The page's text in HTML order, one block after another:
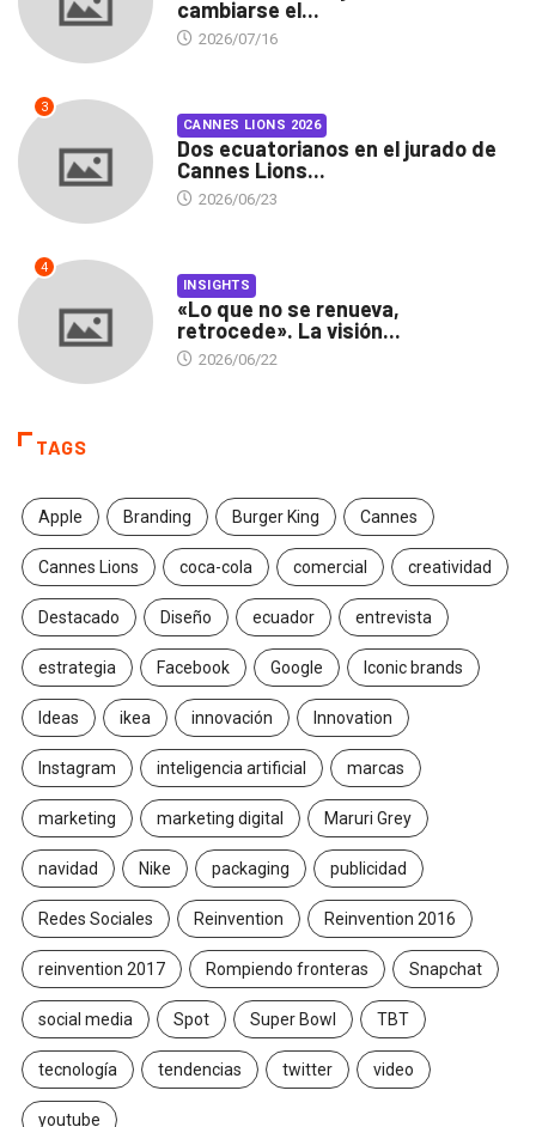
cambiarse el...
2026/07/16
3
CANNES LIONS 2026
Dos ecuatorianos en el jurado de
Cannes Lions...
2026/06/23
4
INSIGHTS
«Lo que no se renueva,
retrocede». La visión...
2026/06/22
TAGS
Apple Branding Burger King Cannes
Cannes Lions coca-cola comercial creatividad
Destacado Diseño ecuador entrevista
estrategia Facebook Google Iconic brands
Ideas ikea innovación Innovation
Instagram inteligencia artificial marcas
marketing marketing digital Maruri Grey
navidad Nike packaging publicidad
Redes Sociales Reinvention Reinvention 2016
reinvention 2017 Rompiendo fronteras Snapchat
social media Spot Super Bowl TBT
tecnología tendencias twitter video
youtube